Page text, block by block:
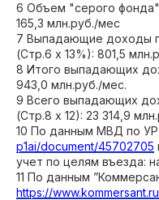
6 Объем "серого
165,3 млн.руб./мес
7 Выпадающие доходы
(Стр.6 х 13%): 801,5
8 Итого выпадающих
943,0 млн.руб./мес.
9 Всего выпадающих
(Стр.8 х 12): 23 314,9
10 По данным МВД по УР
p1ai/document/45702705
учет по целям въезда:
11 По данным
https://